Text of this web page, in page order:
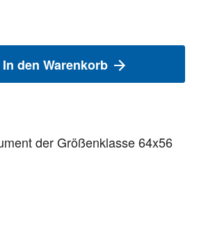
In den Warenkorb
der Größenklasse 64x56